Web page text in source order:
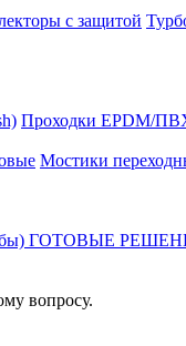
с защитой
Проходки EPDM/
Мостики
трубы) ГОТОВЫЕ
вопросу.